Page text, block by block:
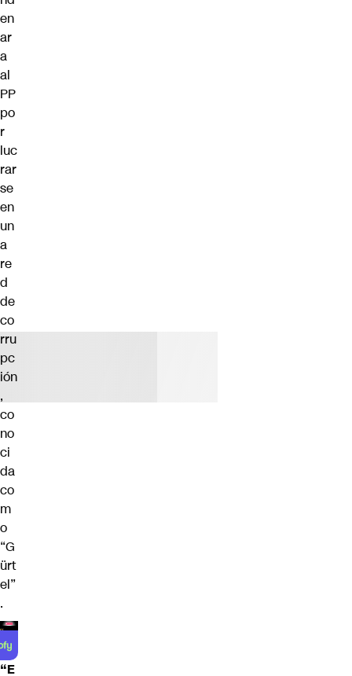
en
ar
a
al
PP
po
r
luc
rar
se
en
un
a
re
d
de
co
rru
pc
ión
,
co
no
ci
da
co
m
o
“G
ürt
el”
.
“E